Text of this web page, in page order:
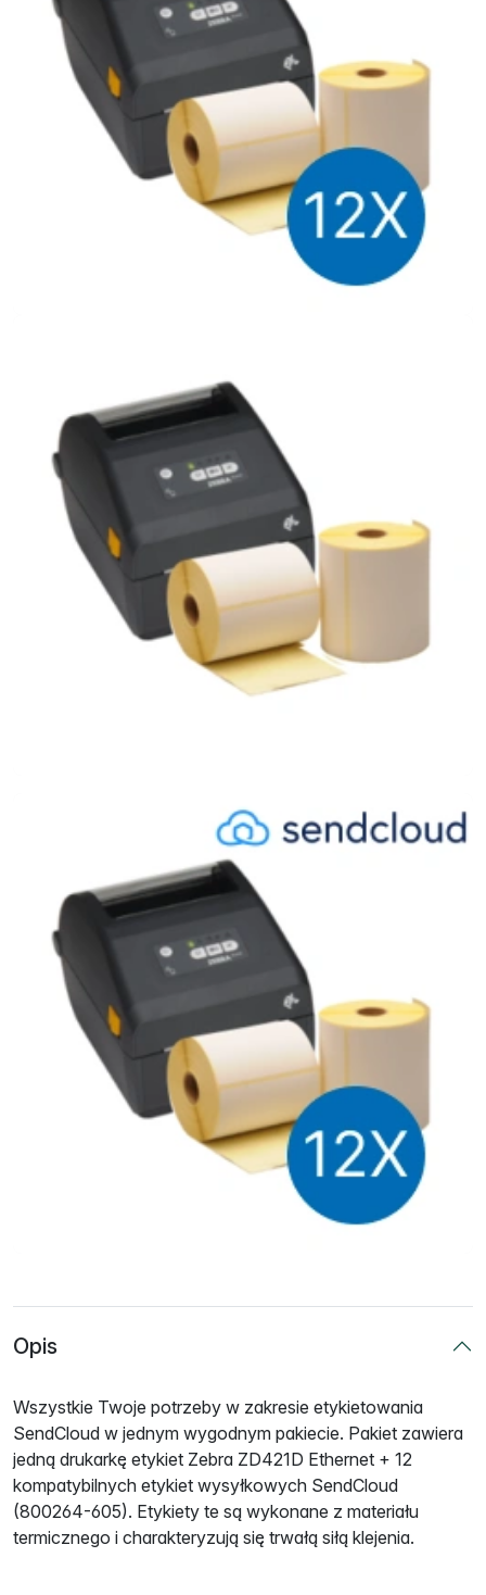
Opis
Wszystkie Twoje potrzeby w zakresie etykietowania
SendCloud w jednym wygodnym pakiecie. Pakiet zawiera
jedną drukarkę etykiet Zebra ZD421D Ethernet + 12
kompatybilnych etykiet wysyłkowych SendCloud
(800264-605). Etykiety te są wykonane z materiału
termicznego i charakteryzują się trwałą siłą klejenia.